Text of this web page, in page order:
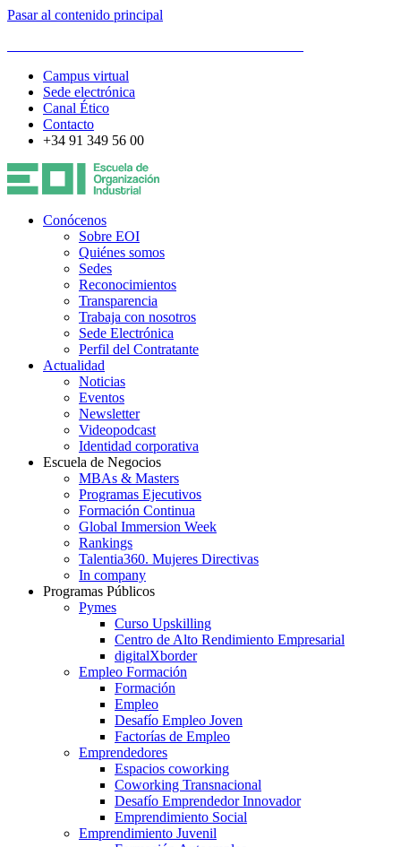
Pasar al contenido principal
Campus virtual
Sede electrónica
Canal Ético
Contacto
+34 91 349 56 00
Conócenos
Sobre EOI
Quiénes somos
Sedes
Reconocimientos
Transparencia
Trabaja con nosotros
Sede Electrónica
Perfil del Contratante
Actualidad
Noticias
Eventos
Newsletter
Videopodcast
Identidad corporativa
Escuela de Negocios
MBAs & Masters
Programas Ejecutivos
Formación Continua
Global Immersion Week
Rankings
Talentia360. Mujeres Directivas
In company
Programas Públicos
Pymes
Curso Upskilling
Centro de Alto Rendimiento Empresarial
digitalXborder
Empleo Formación
Formación
Empleo
Desafío Empleo Joven
Factorías de Empleo
Emprendedores
Espacios coworking
Coworking Transnacional
Desafío Emprendedor Innovador
Emprendimiento Social
Emprendimiento Juvenil